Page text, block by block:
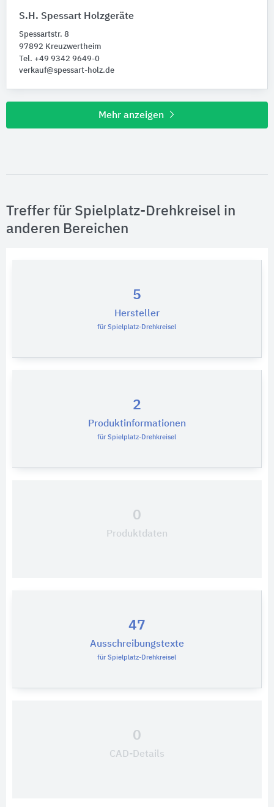
S.H. Spessart Holzgeräte
Spessartstr. 8
97892 Kreuzwertheim
Tel. +49 9342 9649-0
verkauf@spessart-holz.de
Mehr anzeigen
Treffer für Spielplatz-Drehkreisel in
anderen Bereichen
5
Hersteller
für Spielplatz-Drehkreisel
2
Produktinformationen
für Spielplatz-Drehkreisel
0
Produktdaten
47
Ausschreibungstexte
für Spielplatz-Drehkreisel
0
CAD-Details